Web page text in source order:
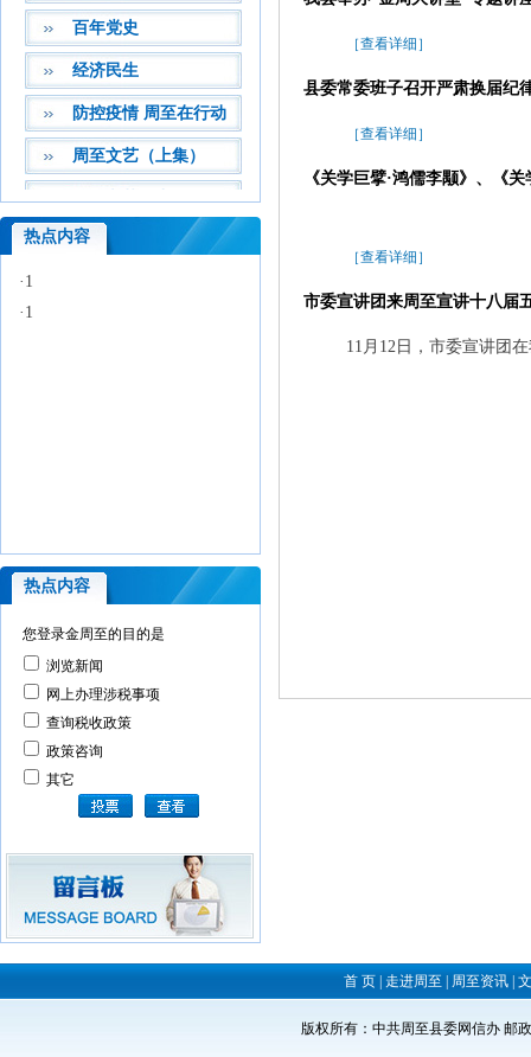
百年党史
经济民生
防控疫情 周至在行动
周至文艺（上集）
周至文艺（中集）
周至文艺（下集）
热点内容
·1
·1
热点内容
您登录金周至的目的是
浏览新闻
网上办理涉税事项
查询税收政策
政策咨询
其它
［查看详细］
县委常委班子召开严肃换届纪
［查看详细］
《关学巨擘·鸿儒李颙》、《
［查看详细］
市委宣讲团来周至宣讲十八届
11月12日，市委宣讲团
首 页 走进周至 周至资讯 |
版权所有：中共周至县委网信办 邮